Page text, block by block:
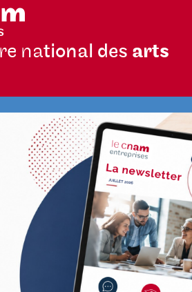
national des arts